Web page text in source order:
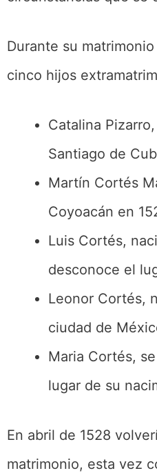
Durante su
cinco hijos
Catalina
Santiago de
Martín Cortés
Coyoacán en
Luis Cortés,
desconoce el
Leonor Cortés,
ciudad de
Maria Cortés,
lugar de su
En abril de 1528
matrimonio, esta vez